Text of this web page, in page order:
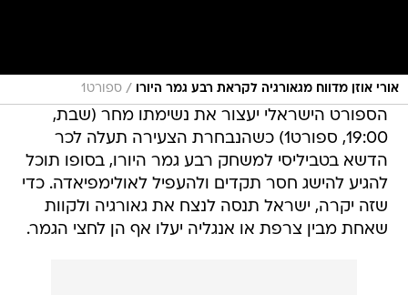
אורי אוזן מדווח מגאורגיה לקראת רבע גמר היורו / ספורט1
הספורט הישראלי יעצור את נשימתו מחר (שבת,
19:00, ספורט1) כשהנבחרת הצעירה תעלה לכר
הדשא בטביליסי למשחק רבע גמר היורו, בסופו תוכל
להגיע להישג חסר תקדים ולהעפיל לאולימפיאדה. כדי
שזה יקרה, ישראל תנסה לנצח את גאורגיה ולקוות
שאחת מבין צרפת או אנגליה יעלו אף הן לחצי הגמר.